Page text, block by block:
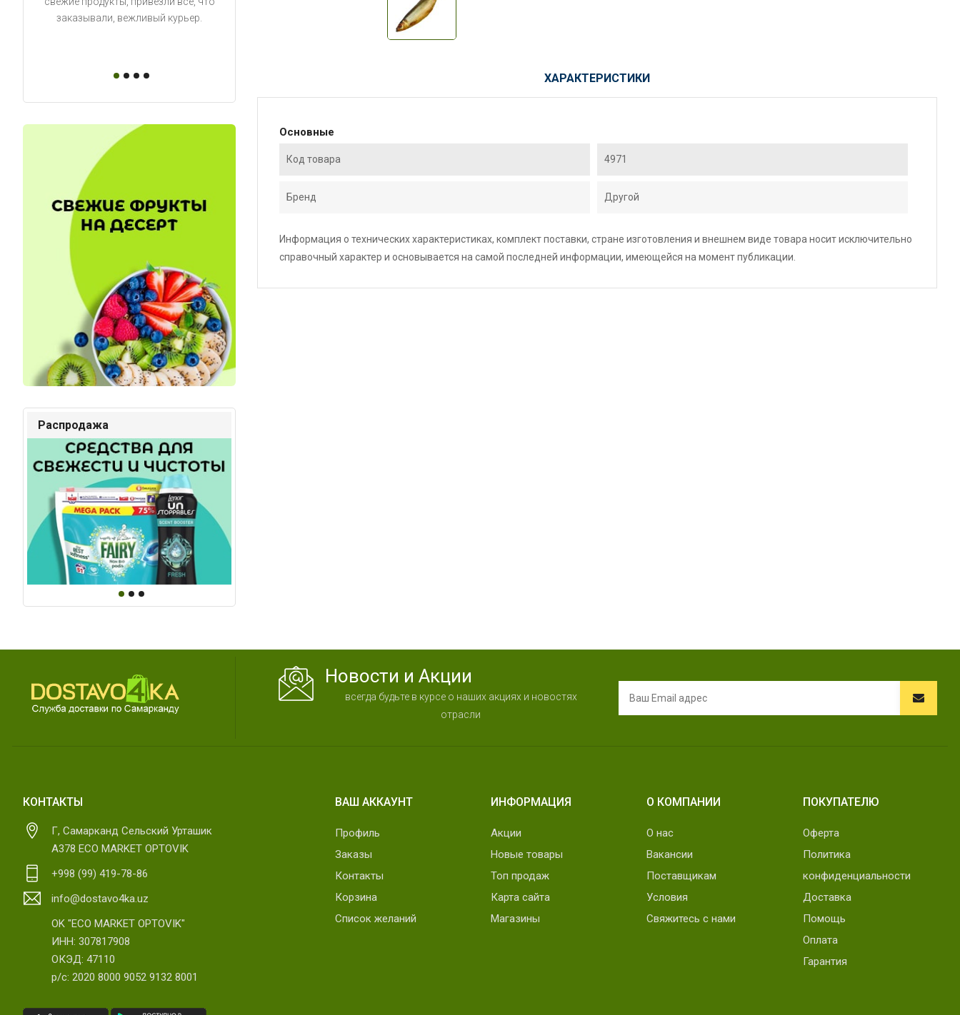
заказывали, вежливый курьер.
времени. Курьер Анвар, спасибо ему!
Распродажа
ХАРАКТЕРИСТИКИ
Основные
Код товара 4971
Бренд Другой
Информация о технических характеристиках, комплект поставки, стране изготовления и внешнем виде товара носит исключительно
справочный характер и основывается на самой последней информации, имеющейся на момент публикации.
Новости и Акции
всегда будьте в курсе о наших акциях и новостях
отрасли
КОНТАКТЫ
Г, Самарканд Сельский Урташик
А378 ECO MARKET OPTOVIK
+998 (99) 419-78-86
info@dostavo4ka.uz
OK "ECO MARKET OPTOVIK"
ИНН: 307817908
ОКЭД: 47110
р/с: 2020 8000 9052 9132 8001
ВАШ АККАУНТ
Профиль
Заказы
Контакты
Корзина
Список желаний
ИНФОРМАЦИЯ
Акции
Новые товары
Топ продаж
Карта сайта
Магазины
О КОМПАНИИ
О нас
Вакансии
Поставщикам
Условия
Свяжитесь с нами
ПОКУПАТЕЛЮ
Оферта
Политика
конфиденциальности
Доставка
Помощь
Оплата
Гарантия